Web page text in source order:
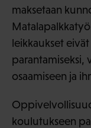
maksetaan
leikkaukset
parantamiseksi,
osaamiseen ja
koulutukseen